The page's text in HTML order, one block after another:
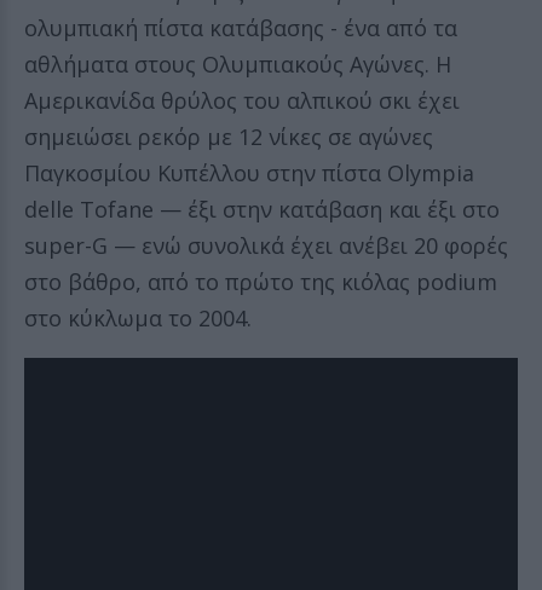
ολυμπιακή πίστα κατάβασης - ένα από τα
αθλήματα στους Ολυμπιακούς Αγώνες. Η
Αμερικανίδα θρύλος του αλπικού σκι έχει
σημειώσει ρεκόρ με 12 νίκες σε αγώνες
Παγκοσμίου Κυπέλλου στην πίστα Olympia
delle Tofane — έξι στην κατάβαση και έξι στο
super-G — ενώ συνολικά έχει ανέβει 20 φορές
στο βάθρο, από το πρώτο της κιόλας podium
στο κύκλωμα το 2004.